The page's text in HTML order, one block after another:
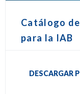
Catálogo
para la IAB
DESCARGAR